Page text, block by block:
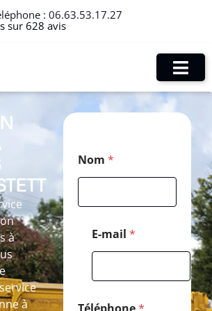
: 06.63.53.17.27
sur 628 avis
à
à
Nom *
E-mail *
m
a
i
l
M
e
s
s
a
g
e